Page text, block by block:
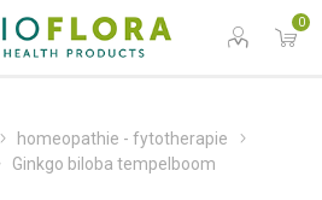
0
homeopathie - fytotherapie
Ginkgo biloba tempelboom